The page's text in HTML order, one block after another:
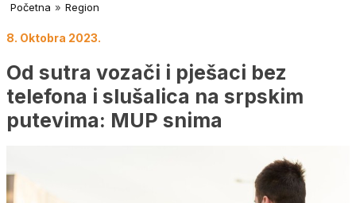
Početna » Region
8. Oktobra 2023.
Od sutra vozači i pješaci bez
telefona i slušalica na srpskim
putevima: MUP snima